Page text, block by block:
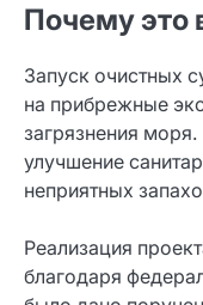
Почему это
Запуск очистных
на прибрежные
загрязнения
улучшение
неприятных
Реализация
благодаря